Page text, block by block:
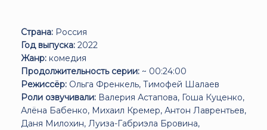
Страна: Россия
Год выпуска: 2022
Жанр: комедия
Продолжительность серии: ~ 00:24:00
Режиссёр: Ольга Френкель, Тимофей Шалаев
Роли озвучивали: Валерия Астапова, Гоша Куценко,
Алёна Бабенко, Михаил Кремер, Антон Лаврентьев,
Даня Милохин, Луиза-Габриэла Бровина,